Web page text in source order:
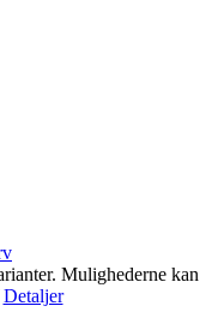
Mulighederne kan
Detaljer